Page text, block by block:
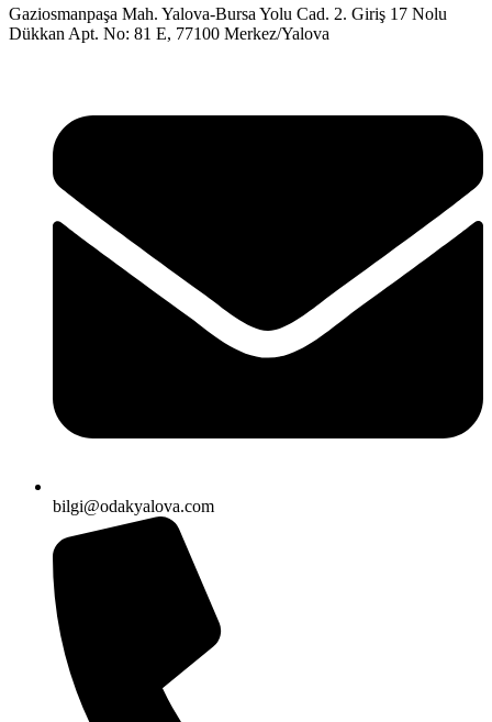
Gaziosmanpaşa Mah. Yalova-Bursa Yolu Cad. 2. Giriş 17 Nolu
Dükkan Apt. No: 81 E, 77100 Merkez/Yalova
bilgi@odakyalova.com